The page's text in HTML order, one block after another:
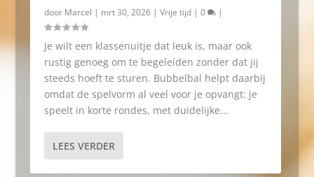
door Marcel | mrt 30, 2026| Vrije tijd| 0 |
Je wilt een klassenuitje dat leuk is, maar ook
rustig genoeg om te begeleiden zonder dat jij
steeds hoeft te sturen. Bubbelbal helpt daarbij
omdat de spelvorm al veel voor je opvangt: je
speelt in korte rondes, met duidelijke...
LEES VERDER